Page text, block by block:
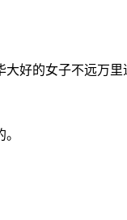
好的女子不远万里